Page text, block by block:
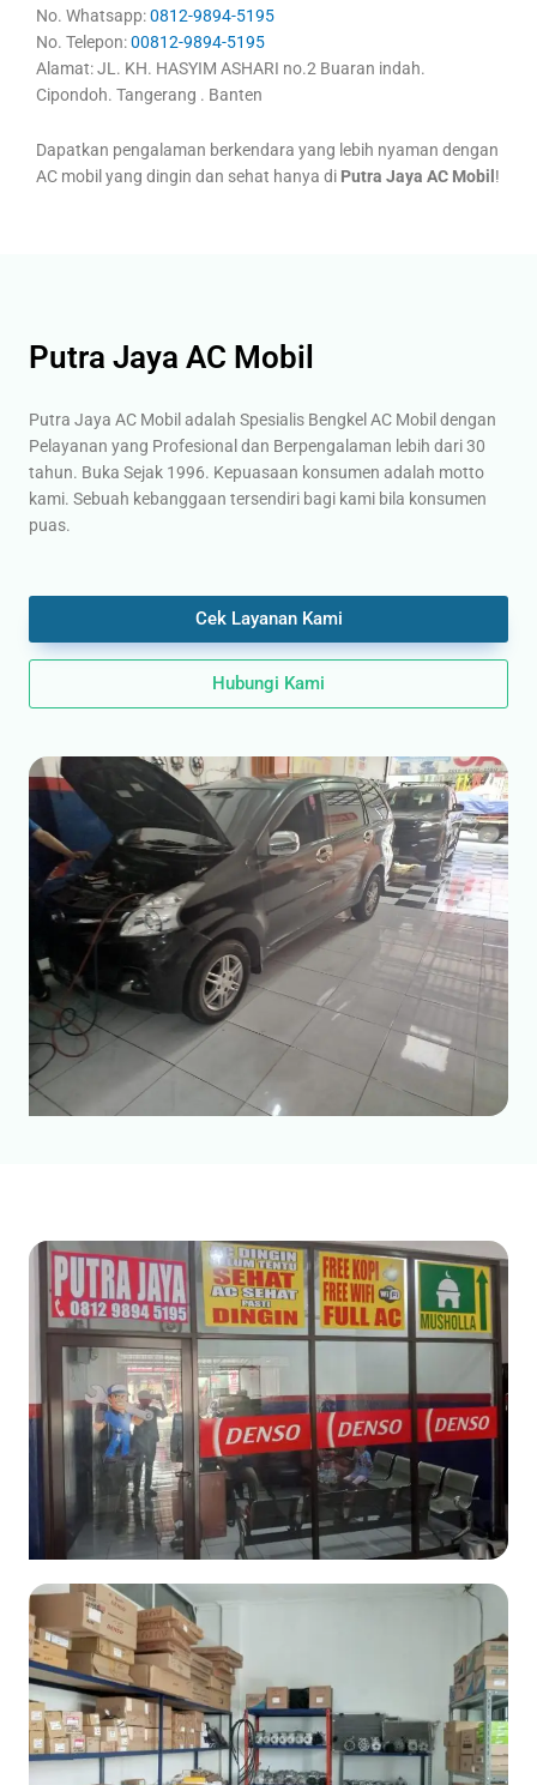
No. Whatsapp:0812-9894-5195
No. Telepon:00812-9894-5195
Alamat: JL. KH. HASYIM ASHARI no.2 Buaran indah.
Cipondoh. Tangerang . Banten
Dapatkan pengalaman berkendara yang lebih nyaman dengan
AC mobil yang dingin dan sehat hanya di Putra Jaya AC Mobil !
Putra Jaya AC Mobil
Putra Jaya AC Mobil adalah Spesialis Bengkel AC Mobil dengan
Pelayanan yang Profesional dan Berpengalaman lebih dari 30
tahun. Buka Sejak 1996. Kepuasaan konsumen adalah motto
kami. Sebuah kebanggaan tersendiri bagi kami bila konsumen
puas.
Cek Layanan Kami
Hubungi Kami